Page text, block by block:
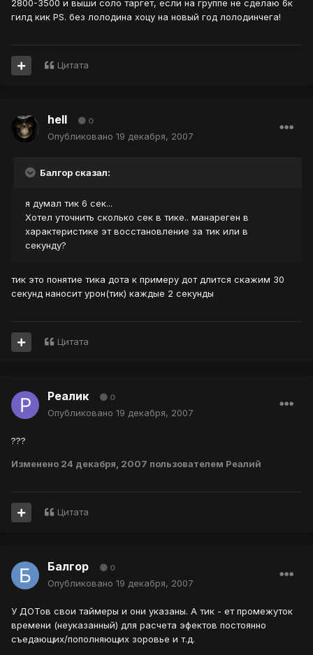
2800-3500 и выши соло таргет, если на группе не сделаю 6к
гилд кик PS. без лолодина хоцу на новый год лолодинчега!
Цитата
hell 0
Опубликовано 19 декабря, 2007
Балгор сказал:
я думал тик 6 сек...
Хотел уточнить сколько сек в тике.. манареген в
характеристике эт восстановление за тик или в
секунду?
тик это понятие тика дота к примеру дот длится скажим 30
секунд наносит урон(тик) каждые 2 секунды
Цитата
Реалик 0
Опубликовано 19 декабря, 2007
???
Изменено 24 декабря, 2007 пользователем Реалий
Цитата
Балгор 0
Опубликовано 19 декабря, 2007
У ДОТов свои таймеры и они указаны. А тик - ет промежуток
времени (неуказанный) для расчета эфектов постоянно
съедающих/пополняющих зоровье и т.д.